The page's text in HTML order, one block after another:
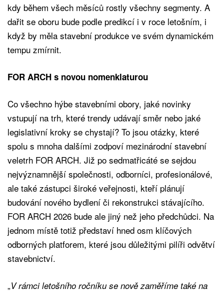
kdy během všech měsíců rostly všechny segmenty. A
dařit se oboru bude podle predikcí i v roce letošním, i
když by měla stavební produkce ve svém dynamickém
tempu zmírnit.
FOR ARCH s novou nomenklaturou
Co všechno hýbe stavebními obory, jaké novinky
vstupují na trh, které trendy udávají směr nebo jaké
legislativní kroky se chystají? To jsou otázky, které
spolu s mnoha dalšími zodpoví mezinárodní stavební
veletrh FOR ARCH. Již po sedmatřicáté se sejdou
nejvýznamnější společnosti, odborníci, profesionálové,
ale také zástupci široké veřejnosti, kteří plánují
budování nového bydlení či rekonstrukci stávajícího.
FOR ARCH 2026 bude ale jiný než jeho předchůdci. Na
jednom místě totiž představí hned osm klíčových
odborných platforem, které jsou důležitými pilíři odvětví
stavebnictví.
„V rámci letošního ročníku se nově zaměříme také na